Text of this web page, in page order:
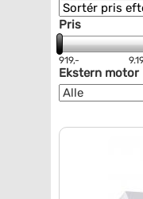
Pris
919,-
Ekstern motor